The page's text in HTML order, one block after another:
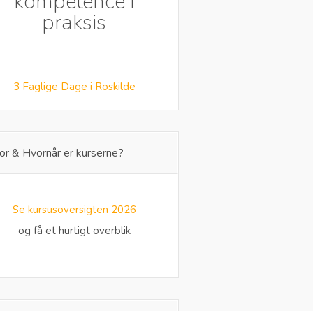
praksis
3 Faglige Dage i Roskilde
& Hvornår er kurserne?
Se kursusoversigten 2026
og få et hurtigt overblik